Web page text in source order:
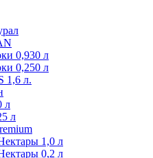
0,930 л
0,250 л
1,6 л.
л
л
1,0 л
0,2 л